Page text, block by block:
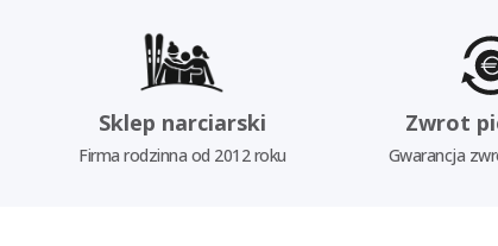
Sklep narciarski
Firma rodzinna od 2012 roku
Zwrot
Gwarancja